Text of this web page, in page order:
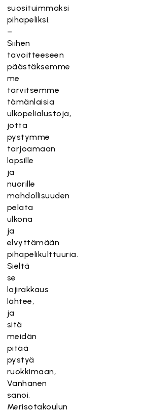
suosituimmaksi
pihapeliksi.
–
Siihen
tavoitteeseen
päästäksemme
me
tarvitsemme
tämänlaisia
ulkopelialustoja,
jotta
pystymme
tarjoamaan
lapsille
ja
nuorille
mahdollisuuden
pelata
ulkona
ja
elvyttämään
pihapelikulttuuria.
Sieltä
se
lajirakkaus
lähtee,
ja
sitä
meidän
pitää
pystyä
ruokkimaan,
Vanhanen
sanoi.
Merisotakoulun